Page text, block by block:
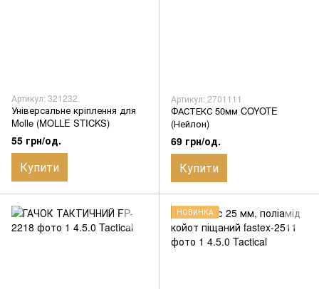
Артикул: 321232
Універсальне кріплення для
Molle (MOLLE STICKS)
55 грн/од.
Купити
Артикул: 2701111
ФАСТЕКС 50мм COYOTE
(Нейлон)
69 грн/од.
Купити
НОВИНКА